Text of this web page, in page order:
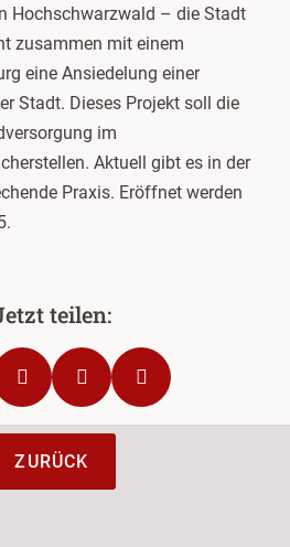
Hochschwarzwald – die Stadt
zusammen mit einem
eine Ansiedelung einer
Stadt. Dieses Projekt soll die
im
Aktuell gibt es in der
Praxis. Eröffnet werden
ZURÜCK